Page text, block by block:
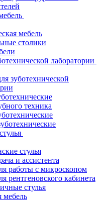
мебель
столики
лаборатории
зуботехнической
техника
стулья
и ассистента
работы с микроскопом
рентгеновского кабинета
стулья
мебель